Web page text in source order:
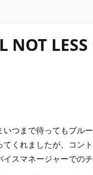
つまで待ってもブル
くれましたが、コン
スマネージャーでの